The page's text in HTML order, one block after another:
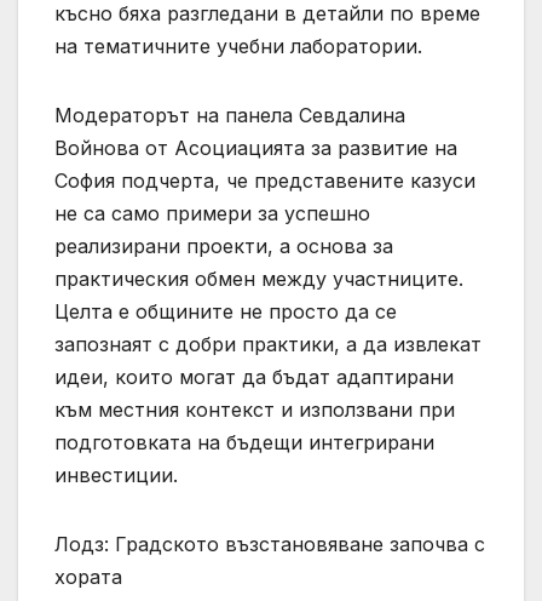
късно бяха разгледани в детайли по време
на тематичните учебни лаборатории.
Модераторът на панела Севдалина
Войнова от Асоциацията за развитие на
София подчерта, че представените казуси
не са само примери за успешно
реализирани проекти, а основа за
практическия обмен между участниците.
Целта е общините не просто да се
запознаят с добри практики, а да извлекат
идеи, които могат да бъдат адаптирани
към местния контекст и използвани при
подготовката на бъдещи интегрирани
инвестиции.
Лодз: Градското възстановяване започва с
хората